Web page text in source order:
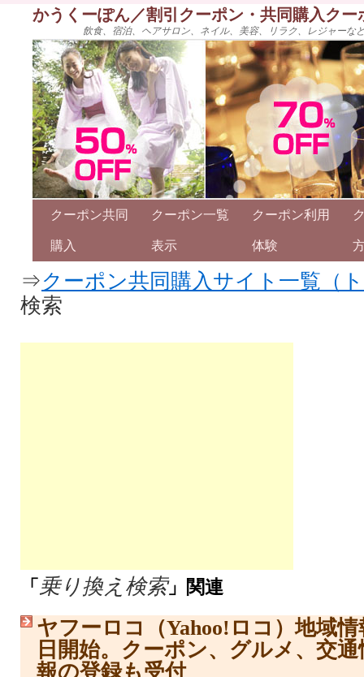
かうくーぽん／割引クーポン・共同購入ク
飲食、宿泊、ヘアサロン、ネイル、美容、リラク、レジャー
クーポン共同
購入
クーポン一覧
表示
クーポン利用
体験
⇒クーポン共同購入サイト一覧（
検索
「 乗り換え検索」関連
ヤフーロコ（Yahoo!ロコ）地域
日開始。クーポン、グルメ、交
報の登録も受付